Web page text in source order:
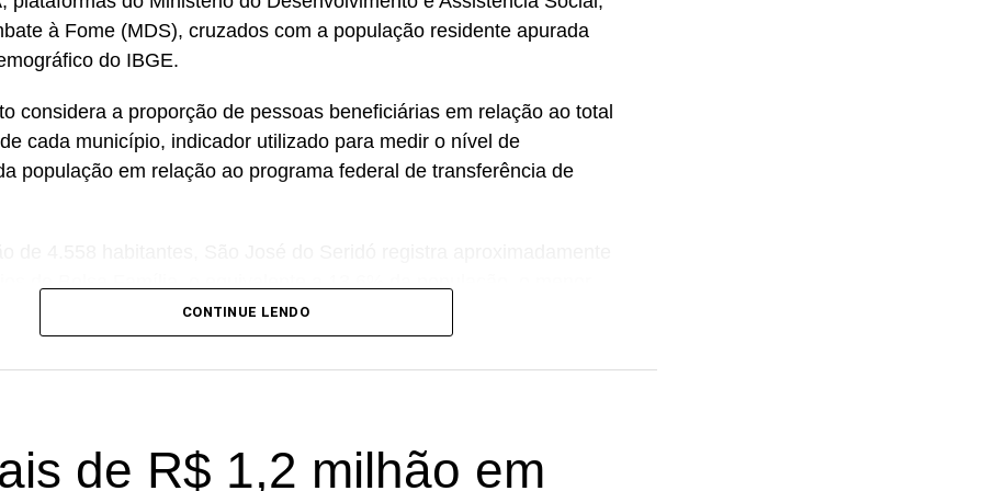
à Fome (MDS), cruzados com a população residente apurada
do IBGE.
considera a proporção de pessoas beneficiárias em relação ao total
cada município, indicador utilizado para medir o nível de
população em relação ao programa federal de transferência de
os municípios potiguares analisados.
Mossoró (25,7%) e Caicó (30,2%).
o desempenho de São José do Seridó está associado à
CONTINUE LENDO
de R$ 1,2 milhão em